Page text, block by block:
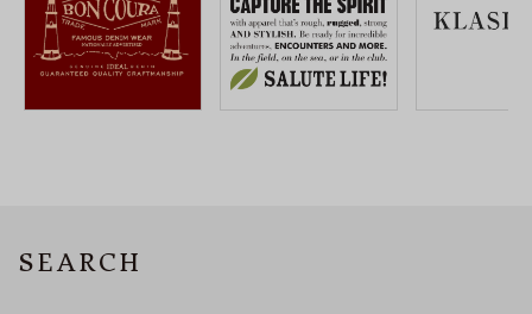
meeting_room ログイン 会員登録
SEARCH